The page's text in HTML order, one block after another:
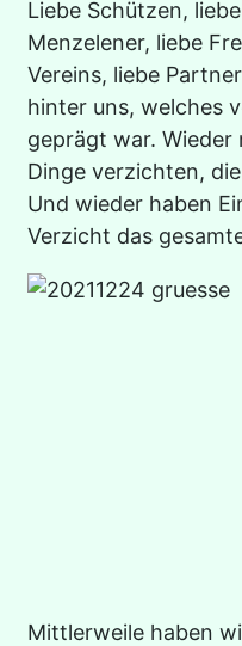
Liebe Schützen,
Menzelener, liebe
Vereins, liebe
hinter uns, welches
geprägt war. Wieder
Dinge verzichten,
Und wieder haben
Verzicht das
Mittlerweile haben